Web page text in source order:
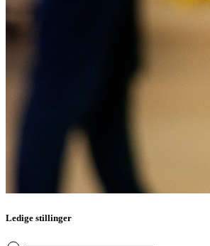
Ledige stillinger